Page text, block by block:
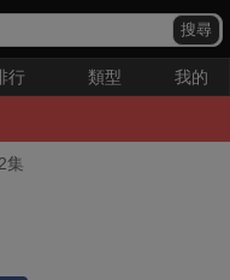
行 類型 我的
集